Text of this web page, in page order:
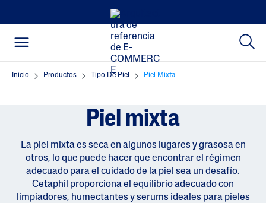
Inicio Productos Tipo De Piel Piel Mixta
Piel mixta
La piel mixta es seca en algunos lugares y grasosa en
otros, lo que puede hacer que encontrar el régimen
adecuado para el cuidado de la piel sea un desafío.
Cetaphil proporciona el equilibrio adecuado con
limpiadores, humectantes y serums ideales para pieles